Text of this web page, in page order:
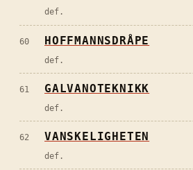
def.
60 HOFFMANNSDRÅPE
def.
61 GALVANOTEKNIKK
def.
62 VANSKELIGHETEN
def.